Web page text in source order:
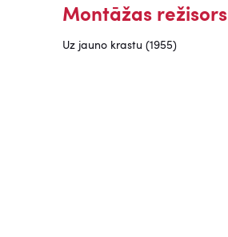
Montāžas režisors
Uz jauno krastu (1955)